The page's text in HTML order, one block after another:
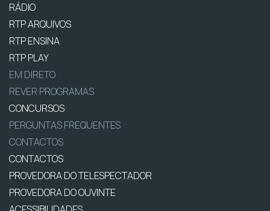
RÁDIO
RTP ARQUIVOS
RTP ENSINA
RTP PLAY
EM DIRETO
REVER PROGRAMAS
CONCURSOS
PERGUNTAS FREQUENTES
CONTACTOS
CONTACTOS
PROVEDORA DO TELESPECTADOR
PROVEDORA DO OUVINTE